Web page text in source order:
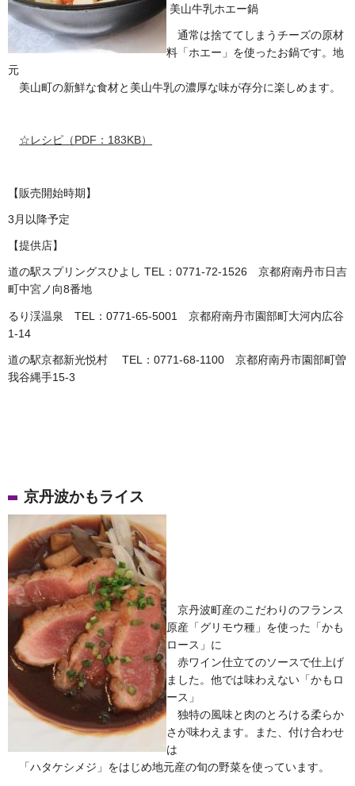
美山牛乳ホエー鍋
通常は捨ててしまうチーズの原材
料「ホエー」を使ったお鍋です。地
元
美山町の新鮮な食材と美山牛乳の濃厚な味が存分に楽しめます。
☆レシピ（PDF：183KB）
【販売開始時期】
3月以降予定
【提供店】
道の駅スプリングスひよし TEL：0771-72-1526 京都府南丹市日吉
町中宮ノ向8番地
るり渓温泉 TEL：0771-65-5001 京都府南丹市園部町大河内広谷
1-14
道の駅京都新光悦村 TEL：0771-68-1100 京都府南丹市園部町曽
我谷縄手15-3
京丹波かもライス
京丹波町産のこだわりのフランス
原産「グリモウ種」を使った「かも
ロース」に
赤ワイン仕立てのソースで仕上げ
ました。他では味わえない「かもロ
ース」
独特の風味と肉のとろける柔らか
さが味わえます。また、付け合わせ
は
「ハタケシメジ」をはじめ地元産の旬の野菜を使っています。